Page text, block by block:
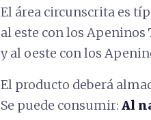
El área circunscrita es
al este con los
y al oeste con los
El producto deberá
Se puede consumir: Al